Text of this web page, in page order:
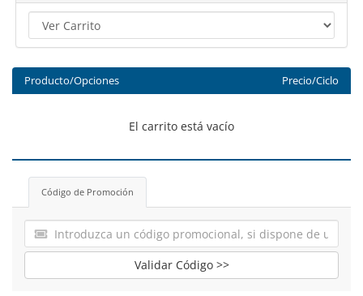
Producto/Opciones Precio/Ciclo
El carrito está vacío
Código de Promoción
Validar Código >>